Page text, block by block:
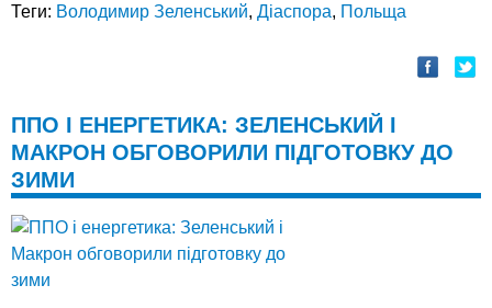
Теги: Володимир Зеленський, Діаспора, Польща
ППО І ЕНЕРГЕТИКА: ЗЕЛЕНСЬКИЙ І
МАКРОН ОБГОВОРИЛИ ПІДГОТОВКУ ДО
ЗИМИ